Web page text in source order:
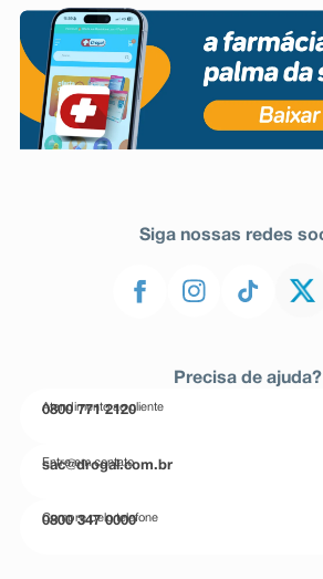
Siga nossas redes
Precisa de ajuda?
Atendimento ao cliente
0800 771 2120
Entre em contato
sac@drogal.com.br
Compre pelo telefone
0800 347 0000